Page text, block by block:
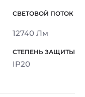
12740 Лм
IP20